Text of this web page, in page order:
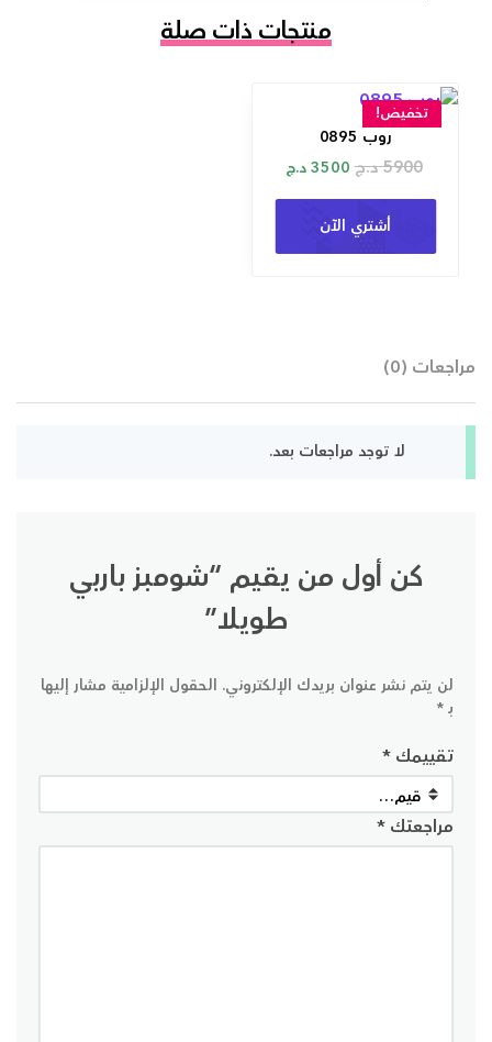
منتجات ذات صلة
تخفيض!
روب 0895
5900د.ج3500د.ج
أشتري الآن
مراجعات (0)
لا توجد مراجعات بعد.
كن أول من يقيم “شومبز باربي
طويلا”
لن يتم نشر عنوان بريدك الإلكتروني. الحقول الإلزامية مشار إليها
بـ*
تقييمك*
مراجعتك*